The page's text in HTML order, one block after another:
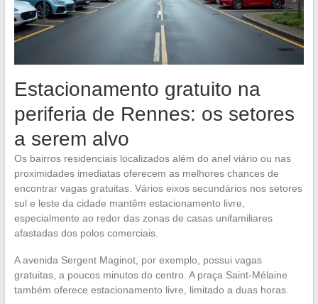
Estacionamento gratuito na
periferia de Rennes: os setores
a serem alvo
Os bairros residenciais localizados além do anel viário ou nas
proximidades imediatas oferecem as melhores chances de
encontrar vagas gratuitas. Vários eixos secundários nos setores
sul e leste da cidade mantêm estacionamento livre,
especialmente ao redor das zonas de casas unifamiliares
afastadas dos polos comerciais.
A avenida Sergent Maginot, por exemplo, possui vagas
gratuitas, a poucos minutos do centro. A praça Saint-Mélaine
também oferece estacionamento livre, limitado a duas horas.